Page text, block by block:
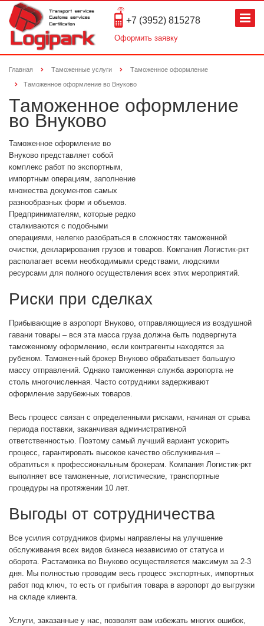
+7 (3952) 815278
Оформить заявку
Главная Таможенные услуги Таможенное оформление
Таможенное оформление во Внуково
Таможенное оформление
во Внуково
Таможенное оформление во
Внуково представляет собой
комплекс работ по экспортным,
импортным операциям, заполнение
множества документов самых
разнообразных форм и объемов.
Предпринимателям, которые редко
сталкиваются с подобными
операциями, нелегко разобраться в сложностях таможенной
очистки, декларирования грузов и товаров. Компания Логистик-ркт
располагает всеми необходимыми средствами, людскими
ресурсами для полного осуществления всех этих мероприятий.
Риски при сделках
Прибывающие в аэропорт Внуково, отправляющиеся из воздушной
гавани товары – вся эта масса груза должна быть подвергнута
таможенному оформлению, если контрагенты находятся за
рубежом. Таможенный брокер Внуково обрабатывает большую
массу отправлений. Однако таможенная служба аэропорта не
столь многочисленная. Часто сотрудники задерживают
оформление зарубежных товаров.
Весь процесс связан с определенными рисками, начиная от срыва
периода поставки, заканчивая административной
ответственностью. Поэтому самый лучший вариант ускорить
процесс, гарантировать высокое качество обслуживания –
обратиться к профессиональным брокерам. Компания Логистик-ркт
выполняет все таможенные, логистические, транспортные
процедуры на протяжении 10 лет.
Выгоды от сотрудничества
Все усилия сотрудников фирмы направлены на улучшение
обслуживания всех видов бизнеса независимо от статуса и
оборота. Растаможка во Внуково осуществляется максимум за 2-3
дня. Мы полностью проводим весь процесс экспортных, импортных
работ под ключ, то есть от прибытия товара в аэропорт до выгрузки
на складе клиента.
Услуги, заказанные у нас, позволят вам избежать многих ошибок,